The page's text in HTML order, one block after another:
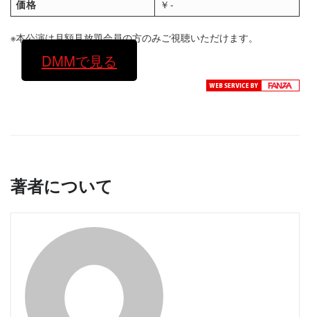
価格
￥-
※本公演は月額見放題会員の方のみご視聴いただけます。
DMMで見る
著者について